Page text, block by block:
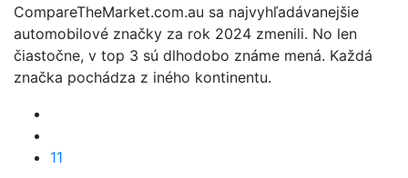
CompareTheMarket.com.au sa najvyhľadávanejšie
automobilové značky za rok 2024 zmenili. No len
čiastočne, v top 3 sú dlhodobo známe mená. Každá
značka pochádza z iného kontinentu.
11